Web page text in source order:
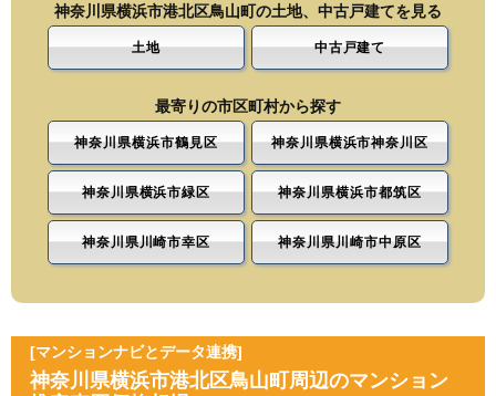
神奈川県横浜市港北区鳥山町の土地、中古戸建てを見る
土地 中古戸建て
最寄りの市区町村から探す
神奈川県横浜市鶴見区 神奈川県横浜市神奈川区
神奈川県横浜市緑区 神奈川県横浜市都筑区
神奈川県川崎市幸区 神奈川県川崎市中原区
[マンションナビとデータ連携]
神奈川県横浜市港北区鳥山町周辺のマンション